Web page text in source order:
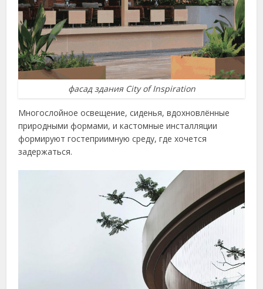
фасад здания City of Inspiration
Многослойное освещение, сиденья, вдохновлённые
природными формами, и кастомные инсталляции
формируют гостеприимную среду, где хочется
задержаться.